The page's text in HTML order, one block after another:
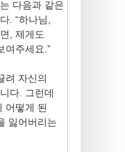
다음과 같은
. “하나님,
, 제게도
여주세요.”
려 자신의
다. 그런데
어떻게 된
잃어버리는